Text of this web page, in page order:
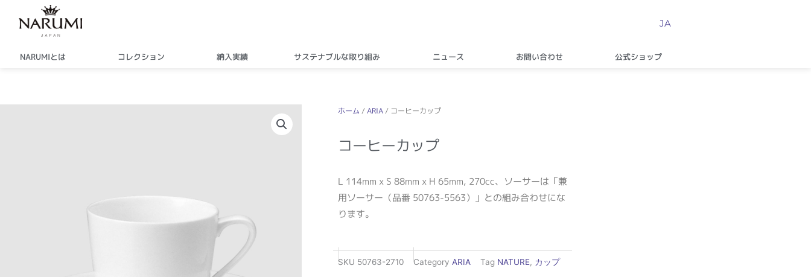
プ
JA
NARUMIとは コレクション 納入実績 サステナブルな取り組み ニュース お問い合わせ 公式ショップ
ホーム /ARIA / コーヒーカップ
コーヒーカップ
L 114mm x S 88mm x H 65mm, 270cc、ソーサーは 「兼
用ソーサー（品番 50763-5563）」との組み合わせにな
ります。
SKU 50763-2710 Category ARIA Tag NATURE, カップ